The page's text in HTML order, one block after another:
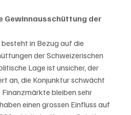
Gewinnausschüttung der
in Bezug auf die
der Schweizerischen
Lage ist unsicher, der
an, die Konjunktur schwächt
bleiben sehr
einen grossen Einfluss auf